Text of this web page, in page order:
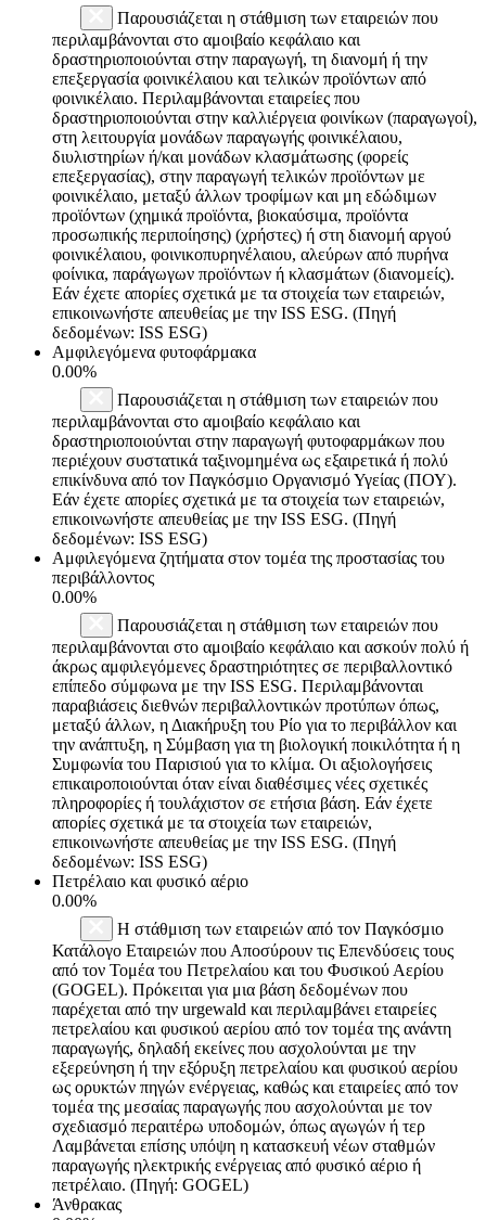
Παρουσιάζεται η στάθμιση των εταιρειών που
περιλαμβάνονται στο αμοιβαίο κεφάλαιο και
δραστηριοποιούνται στην παραγωγή, τη διανομή ή την
επεξεργασία φοινικέλαιου και τελικών προϊόντων από
φοινικέλαιο. Περιλαμβάνονται εταιρείες που
δραστηριοποιούνται στην καλλιέργεια φοινίκων (παραγωγοί),
στη λειτουργία μονάδων παραγωγής φοινικέλαιου,
διυλιστηρίων ή/και μονάδων κλασμάτωσης (φορείς
επεξεργασίας), στην παραγωγή τελικών προϊόντων με
φοινικέλαιο, μεταξύ άλλων τροφίμων και μη εδώδιμων
προϊόντων (χημικά προϊόντα, βιοκαύσιμα, προϊόντα
προσωπικής περιποίησης) (χρήστες) ή στη διανομή αργού
φοινικέλαιου, φοινικοπυρηνέλαιου, αλεύρων από πυρήνα
φοίνικα, παράγωγων προϊόντων ή κλασμάτων (διανομείς).
Εάν έχετε απορίες σχετικά με τα στοιχεία των εταιρειών,
επικοινωνήστε απευθείας με την ISS ESG. (Πηγή
δεδομένων: ISS ESG)
Αμφιλεγόμενα φυτοφάρμακα
0.00%
Παρουσιάζεται η στάθμιση των εταιρειών που
περιλαμβάνονται στο αμοιβαίο κεφάλαιο και
δραστηριοποιούνται στην παραγωγή φυτοφαρμάκων που
περιέχουν συστατικά ταξινομημένα ως εξαιρετικά ή πολύ
επικίνδυνα από τον Παγκόσμιο Οργανισμό Υγείας (ΠΟΥ).
Εάν έχετε απορίες σχετικά με τα στοιχεία των εταιρειών,
επικοινωνήστε απευθείας με την ISS ESG. (Πηγή
δεδομένων: ISS ESG)
Αμφιλεγόμενα ζητήματα στον τομέα της προστασίας του
περιβάλλοντος
0.00%
Παρουσιάζεται η στάθμιση των εταιρειών που
περιλαμβάνονται στο αμοιβαίο κεφάλαιο και ασκούν πολύ ή
άκρως αμφιλεγόμενες δραστηριότητες σε περιβαλλοντικό
επίπεδο σύμφωνα με την ISS ESG. Περιλαμβάνονται
παραβιάσεις διεθνών περιβαλλοντικών προτύπων όπως,
μεταξύ άλλων, η Διακήρυξη του Ρίο για το περιβάλλον και
την ανάπτυξη, η Σύμβαση για τη βιολογική ποικιλότητα ή η
Συμφωνία του Παρισιού για το κλίμα. Οι αξιολογήσεις
επικαιροποιούνται όταν είναι διαθέσιμες νέες σχετικές
πληροφορίες ή τουλάχιστον σε ετήσια βάση. Εάν έχετε
απορίες σχετικά με τα στοιχεία των εταιρειών,
επικοινωνήστε απευθείας με την ISS ESG. (Πηγή
δεδομένων: ISS ESG)
Πετρέλαιο και φυσικό αέριο
0.00%
Η στάθμιση των εταιρειών από τον Παγκόσμιο
Κατάλογο Εταιρειών που Αποσύρουν τις Επενδύσεις τους
από τον Τομέα του Πετρελαίου και του Φυσικού Αερίου
(GOGEL). Πρόκειται για μια βάση δεδομένων που
παρέχεται από την urgewald και περιλαμβάνει εταιρείες
πετρελαίου και φυσικού αερίου από τον τομέα της ανάντη
παραγωγής, δηλαδή εκείνες που ασχολούνται με την
εξερεύνηση ή την εξόρυξη πετρελαίου και φυσικού αερίου
ως ορυκτών πηγών ενέργειας, καθώς και εταιρείες από τον
τομέα της μεσαίας παραγωγής που ασχολούνται με τον
σχεδιασμό περαιτέρω υποδομών, όπως αγωγών ή τερ
Λαμβάνεται επίσης υπόψη η κατασκευή νέων σταθμών
παραγωγής ηλεκτρικής ενέργειας από φυσικό αέριο ή
πετρέλαιο. (Πηγή: GOGEL)
Άνθρακας